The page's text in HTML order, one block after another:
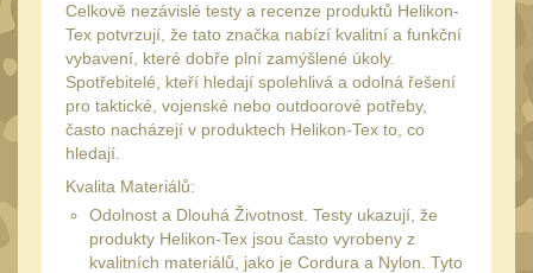
34mm31
Montáže pre kolimátory
Ostatní13
Montáže na hlaveň
Montáže pro svítilny 18
Předpažbí
Celkově nezávislé testy a recenze produktů Helikon-
Tex potvrzují, že tato značka nabízí kvalitní a funkční
vybavení, které dobře plní zamýšlené úkoly.
Spotřebitelé, kteří hledají spolehlivá a odolná řešení
pro taktické, vojenské nebo outdoorové potřeby,
často nacházejí v produktech Helikon-Tex to, co
hledají.
Kvalita Materiálů:
Odolnost a Dlouhá Životnost. Testy ukazují, že
produkty Helikon-Tex jsou často vyrobeny z
kvalitních materiálů, jako je Cordura a Nylon. Tyto